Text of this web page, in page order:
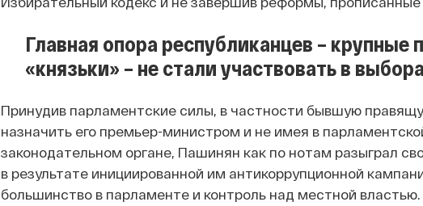
Главная опора республиканцев –
«князьки» – не стали участвовать в
Принудив парламентские силы, в частности бывшую
назначить его премьер-министром и не имея в
законодательном органе, Пашинян как по нотам разыграл
в результате инициированной им антикоррупционной
большинство в парламенте и контроль над местной